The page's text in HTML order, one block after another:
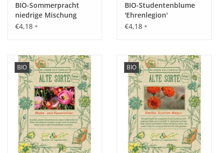
Wassermangel und zu dicht stehende Pflanzen führen zu
Schossern und geringer Ernte. Eine Mischkultur mit Zichorie,
Karotten, Petersilie und Kohlgewächsen ist zu empfehlen.
Inhalt:
2,5 g
BIO-Sommerpracht
niedrige Mischung
€4,18 *
BIO-Studentenblume
'Ehrenlegion'
€4,18 *
BIO BIO